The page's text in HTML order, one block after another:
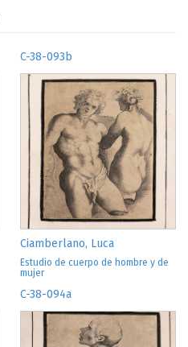
C-38-093b
Ciamberlano, Luca
Estudio de cuerpo de hombre y de
mujer
C-38-094a